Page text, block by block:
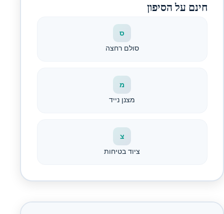
חינם על הסיפון
ס
סולם רחצה
מ
מצנן נייד
צ
ציוד בטיחות